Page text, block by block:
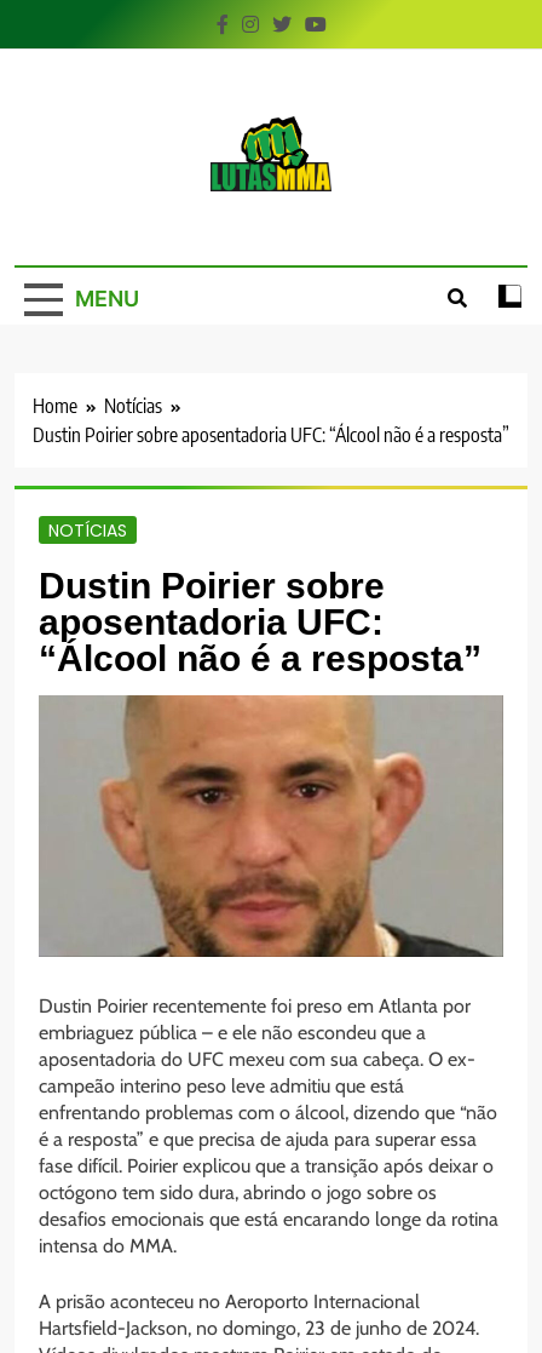
to
MENU
Home
Notícias
Dustin Poirier sobre aposentadoria UFC: “Álcool não é a resposta”
NOTÍCIAS
Dustin Poirier sobre
aposentadoria UFC:
“Álcool não é a resposta”
Dustin Poirier recentemente foi preso em Atlanta por
embriaguez pública – e ele não escondeu que a
aposentadoria do UFC mexeu com sua cabeça. O ex-
campeão interino peso leve admitiu que está
enfrentando problemas com o álcool, dizendo que “não
é a resposta” e que precisa de ajuda para superar essa
fase difícil. Poirier explicou que a transição após deixar o
octógono tem sido dura, abrindo o jogo sobre os
desafios emocionais que está encarando longe da rotina
intensa do MMA.
A prisão aconteceu no Aeroporto Internacional
Hartsfield-Jackson, no domingo, 23 de junho de 2024.